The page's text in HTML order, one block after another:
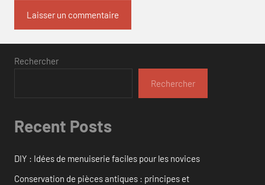
Rechercher
Rechercher
Recent Posts
DIY : Idées de menuiserie faciles pour les novices
Conservation de pièces antiques : principes et